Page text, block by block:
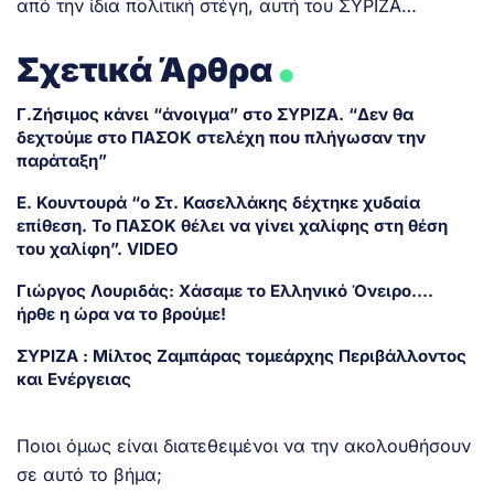
από την ίδια πολιτική στέγη, αυτή του ΣΥΡΙΖΑ…
Σχετικά Άρθρα.
Γ.Ζήσιμος κάνει “άνοιγμα” στο ΣΥΡΙΖΑ. “Δεν θα
δεχτούμε στο ΠΑΣΟΚ στελέχη που πλήγωσαν την
παράταξη”
Ε. Κουντουρά “ο Στ. Κασελλάκης δέχτηκε χυδαία
επίθεση. Το ΠΑΣΟΚ θέλει να γίνει χαλίφης στη θέση
του χαλίφη”. VIDEO
Γιώργος Λουριδάς: Χάσαμε το Ελληνικό Όνειρο….
ήρθε η ώρα να το βρούμε!
ΣΥΡΙΖΑ : Μίλτος Ζαμπάρας τομεάρχης Περιβάλλοντος
και Ενέργειας
Ποιοι όμως είναι διατεθειμένοι να την ακολουθήσουν
σε αυτό το βήμα;